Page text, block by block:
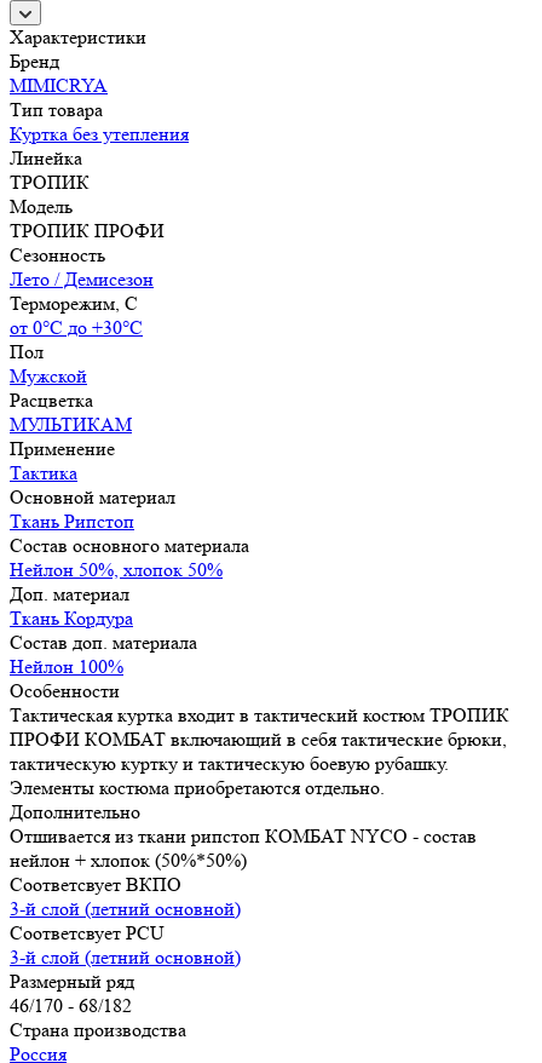
Характеристики
Бренд
MIMICRYA
Тип товара
Куртка без утепления
Линейка
ТРОПИК
Модель
ТРОПИК ПРОФИ
Сезонность
Лето / Демисезон
Терморежим, C
от 0°С до +30°С
Пол
Мужской
Расцветка
МУЛЬТИКАМ
Применение
Тактика
Основной материал
Ткань Рипстоп
Состав основного материала
Нейлон 50%, хлопок 50%
Доп. материал
Ткань Кордура
Состав доп. материала
Нейлон 100%
Особенности
Тактическая куртка входит в тактический костюм ТРОПИК
ПРОФИ КОМБАТ включающий в себя тактические брюки,
тактическую куртку и тактическую боевую рубашку.
Элементы костюма приобретаются отдельно.
Дополнительно
Отшивается из ткани рипстоп КОМБАТ NYCO - состав
нейлон + хлопок (50%*50%)
Соответсвует ВКПО
3-й слой (летний основной)
Соответсвует PCU
3-й слой (летний основной)
Размерный ряд
46/170 - 68/182
Страна производства
Россия